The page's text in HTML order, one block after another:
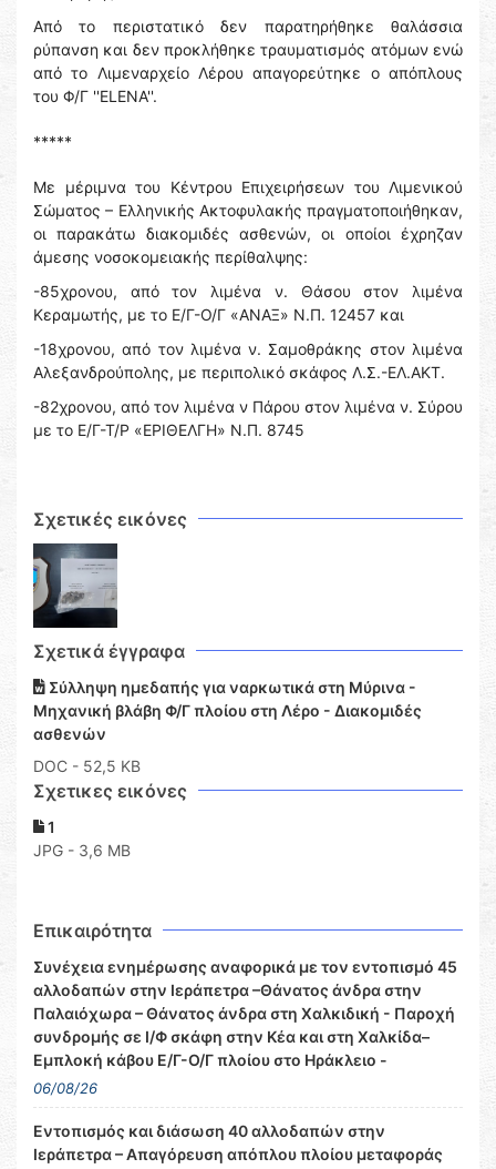
Από το περιστατικό δεν παρατηρήθηκε θαλάσσια
ρύπανση και δεν προκλήθηκε τραυματισμός ατόμων ενώ
από το Λιμεναρχείο Λέρου απαγορεύτηκε ο απόπλους
του Φ/Γ ''ELENA''.
*****
Με μέριμνα του Κέντρου Επιχειρήσεων του Λιμενικού
Σώματος – Ελληνικής Ακτοφυλακής πραγματοποιήθηκαν,
οι παρακάτω διακομιδές ασθενών, οι οποίοι έχρηζαν
άμεσης νοσοκομειακής περίθαλψης:
-85χρονου, από τον λιμένα ν. Θάσου στον λιμένα
Κεραμωτής, με το Ε/Γ-Ο/Γ «ΑΝΑΞ» Ν.Π. 12457 και
-18χρονου, από τον λιμένα ν. Σαμοθράκης στον λιμένα
Αλεξανδρούπολης, με περιπολικό σκάφος Λ.Σ.-ΕΛ.ΑΚΤ.
-82χρονου, από τον λιμένα ν Πάρου στον λιμένα ν. Σύρου
με το Ε/Γ-Τ/Ρ «ΕΡΙΘΕΛΓΗ» Ν.Π. 8745
Σχετικές εικόνες
Σχετικά έγγραφα
Σύλληψη ημεδαπής για ναρκωτικά στη Μύρινα -
Μηχανική βλάβη Φ/Γ πλοίου στη Λέρο - Διακομιδές
ασθενών
DOC - 52,5 KB
Σχετικες εικόνες
1
JPG - 3,6 MB
Επικαιρότητα
Συνέχεια ενημέρωσης αναφορικά με τον εντοπισμό 45
αλλοδαπών στην Ιεράπετρα –Θάνατος άνδρα στην
Παλαιόχωρα – Θάνατος άνδρα στη Χαλκιδική - Παροχή
συνδρομής σε Ι/Φ σκάφη στην Κέα και στη Χαλκίδα–
Εμπλοκή κάβου Ε/Γ-Ο/Γ πλοίου στο Ηράκλειο -
06/08/26
Εντοπισμός και διάσωση 40 αλλοδαπών στην
Ιεράπετρα – Απαγόρευση απόπλου πλοίου μεταφοράς